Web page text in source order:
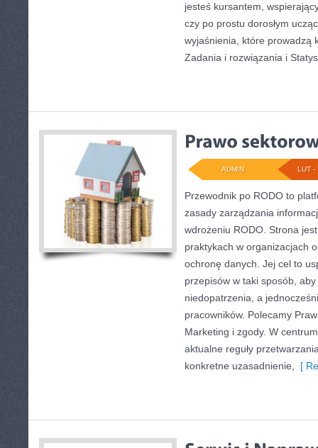
jesteś kursantem,
czy po prostu dorosłym
wyjaśnienia, które prowadzą
Zadania i rozwiązania i
LUT -
ADMIN
Przewodnik po RODO to
zasady zarządzania
wdrożeniu RODO. Strona
praktykach w organizacjach
ochronę danych. Jej cel to
przepisów w taki sposób,
niedopatrzenia, a
pracowników. Polecamy
Marketing i zgody. W
aktualne reguły
konkretne uzasadnienie,
[